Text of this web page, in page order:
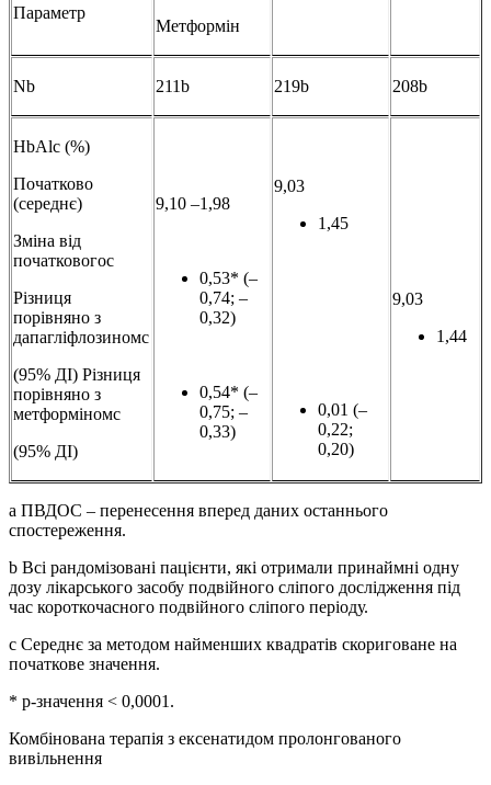
Метформін
Параметр
Nb 211b 219b 208b
HbAlc (%)
Початково
(середнє)
Зміна від
початковогоc
Різниця
порівняно з
дапагліфлозиномс
(95% ДІ) Різниця
порівняно з
метформіномc
(95% ДІ)
9,10 –1,98
0,53* (–
0,74; –
0,32)
0,54* (–
0,75; –
0,33)
9,03
1,45
0,01 (–
0,22;
0,20)
9,03
1,44
a ПВДОС – перенесення вперед даних останнього
спостереження.
b Всі рандомізовані пацієнти, які отримали принаймні одну
дозу лікарського засобу подвійного сліпого дослідження під
час короткочасного подвійного сліпого періоду.
c Середнє за методом найменших квадратів скориговане на
початкове значення.
* p-значення < 0,0001.
Комбінована терапія з ексенатидом пролонгованого
вивільнення